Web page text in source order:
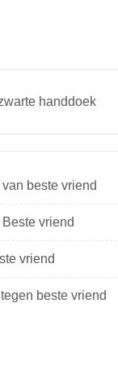
handdoek
beste vriend
vriend
vriend
beste vriend